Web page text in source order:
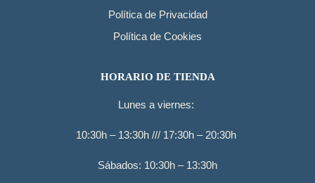
Política de Privacidad
Política de Cookies
HORARIO DE TIENDA
Lunes a viernes:
10:30h – 13:30h /// 17:30h – 20:30h
Sábados: 10:30h – 13:30h